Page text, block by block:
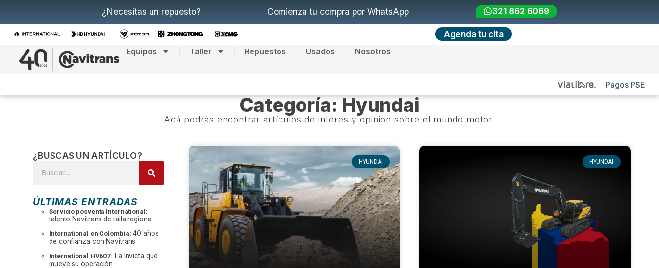
¿Necesitas un repuesto? Comienza tu compra por WhatsApp 321 862 6069
Agenda tu cita
Equipos Taller Repuestos Usados Nosotros
Pagos PSE
Categoría: Hyundai
Acá podrás encontrar artículos de interés y opinión sobre el mundo motor.
¿BUSCAS UN ARTÍCULO?
ÚLTIMAS ENTRADAS
Servicio posventa International:
talento Navitrans de talla regional
International en Colombia: 40 años
de confianza con Navitrans
International HV607: La Invicta que
mueve su operación
HYUNDAI HYUNDAI